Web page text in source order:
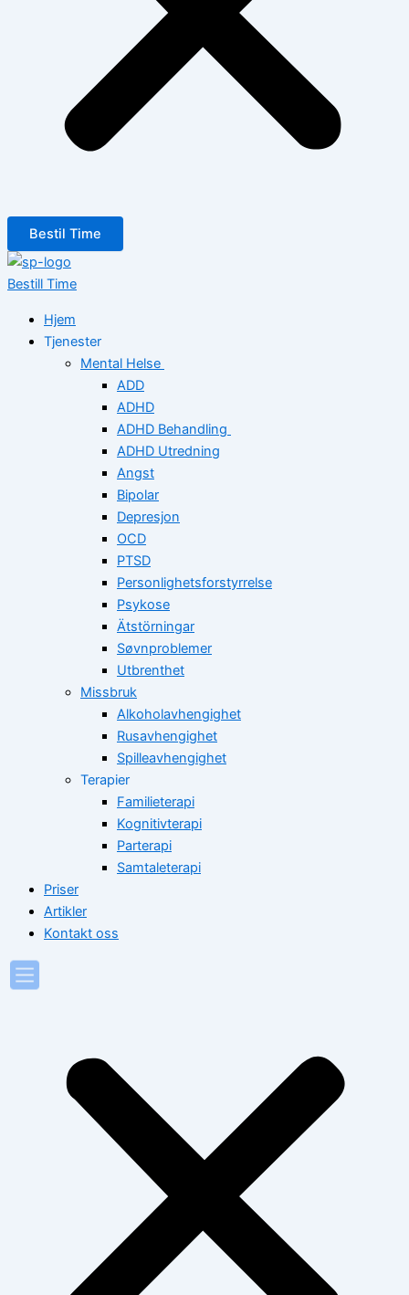
Bestil Time
Bestill Time
Hjem
Tjenester
Mental Helse
ADD
ADHD
ADHD Behandling
ADHD Utredning
Angst
Bipolar
Depresjon
OCD
PTSD
Personlighetsforstyrrelse
Psykose
Ätstörningar
Søvnproblemer
Utbrenthet
Missbruk
Alkoholavhengighet
Rusavhengighet
Spilleavhengighet
Terapier
Familieterapi
Kognitivterapi
Parterapi
Samtaleterapi
Priser
Artikler
Kontakt oss